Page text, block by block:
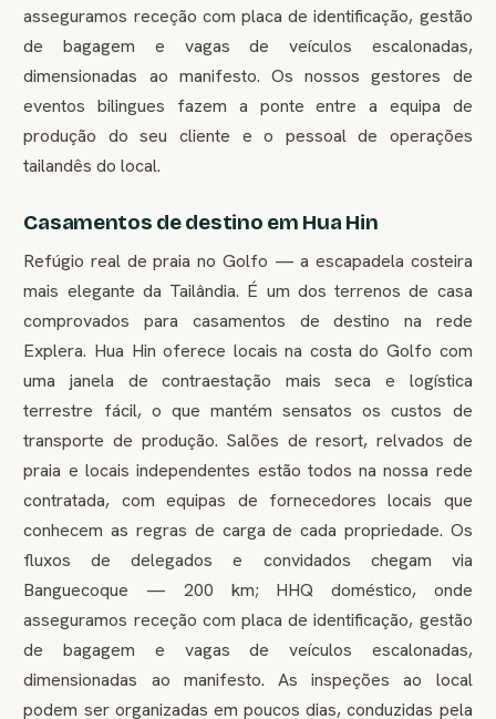
asseguramos receção com placa de identificação, gestão
de bagagem e vagas de veículos escalonadas,
dimensionadas ao manifesto. Os nossos gestores de
eventos bilingues fazem a ponte entre a equipa de
produção do seu cliente e o pessoal de operações
tailandês do local.
Casamentos de destino em Hua Hin
Refúgio real de praia no Golfo — a escapadela costeira
mais elegante da Tailândia. É um dos terrenos de casa
comprovados para casamentos de destino na rede
Explera. Hua Hin oferece locais na costa do Golfo com
uma janela de contraestação mais seca e logística
terrestre fácil, o que mantém sensatos os custos de
transporte de produção. Salões de resort, relvados de
praia e locais independentes estão todos na nossa rede
contratada, com equipas de fornecedores locais que
conhecem as regras de carga de cada propriedade. Os
fluxos de delegados e convidados chegam via
Banguecoque — 200 km; HHQ doméstico, onde
asseguramos receção com placa de identificação, gestão
de bagagem e vagas de veículos escalonadas,
dimensionadas ao manifesto. As inspeções ao local
podem ser organizadas em poucos dias, conduzidas pela